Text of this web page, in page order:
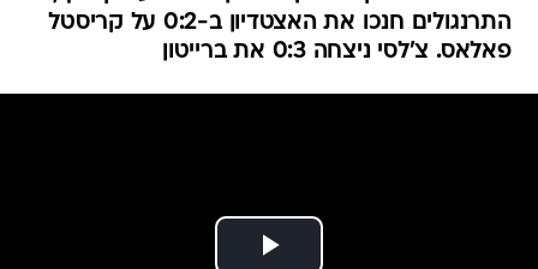
התרנגולים חנכו את האצטדיון ב-0:2 על קריסטל
פאלאס. צ'לסי ניצחה 0:3 את ברייטון